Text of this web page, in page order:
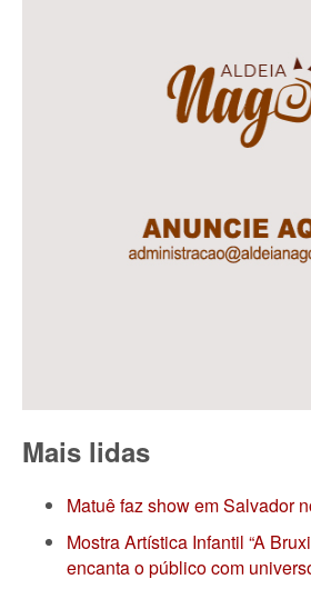
Mais lidas
Matuê faz show em Salvador
Mostra Artística Infantil “A
encanta o público com